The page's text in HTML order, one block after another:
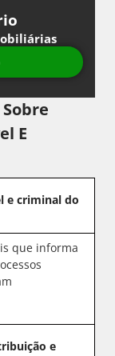
E
e criminal do
que informa
e